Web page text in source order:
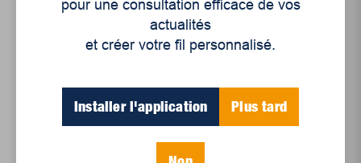
autonomie de batterie, en plus de faire des
économies d’acquisition, d’usage et d’entretien de
pour une consultation efficace de vos
actualités
et créer votre fil personnalisé.
Installer l'application Plus tard